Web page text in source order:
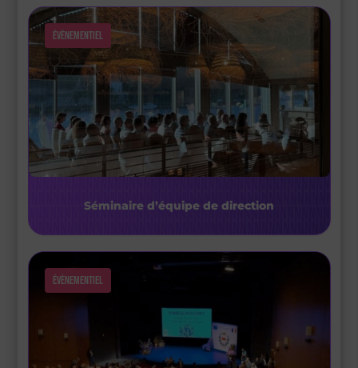
Évènementiel
Séminaire d’équipe de direction
Évènementiel